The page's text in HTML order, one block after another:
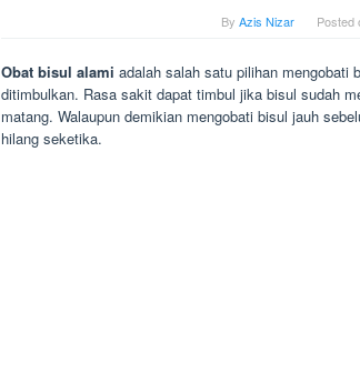
By Azis Nizar Posted
Obat bisul alami adalah salah satu pilihan mengobati
ditimbulkan. Rasa sakit dapat timbul jika bisul sudah
matang. Walaupun demikian mengobati bisul jauh
hilang seketika.